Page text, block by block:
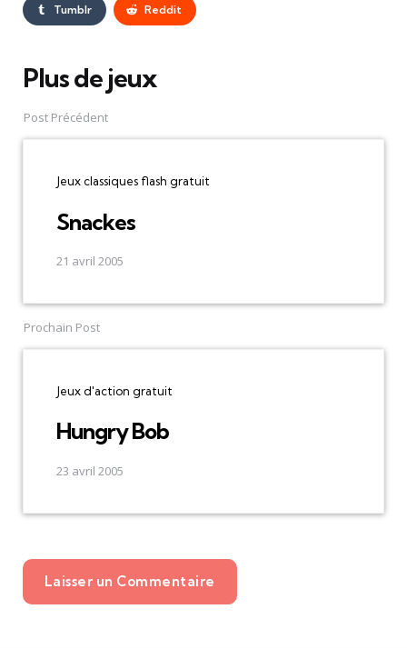
Tumblr Reddit
Plus de jeux
Post
navigation
Post Précédent
Jeux classiques flash gratuit
Snackes
21 avril 2005
Prochain Post
Jeux d'action gratuit
Hungry Bob
23 avril 2005
Laisser un Commentaire